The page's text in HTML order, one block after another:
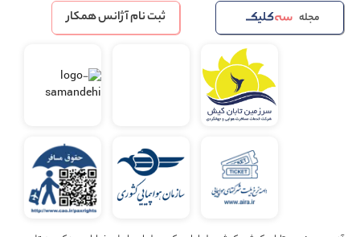
مجله ثبت نام آژانس همکار